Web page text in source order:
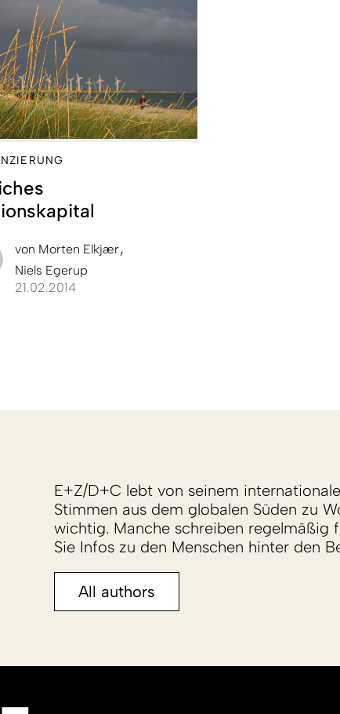
von Morten Elkjær
Niels Egerup
21.02.2014
E+Z/D+C lebt von seinem
Stimmen aus dem globalen Süden zu
wichtig. Manche schreiben regelmäßig
Sie Infos zu den Menschen hinter den
All authors